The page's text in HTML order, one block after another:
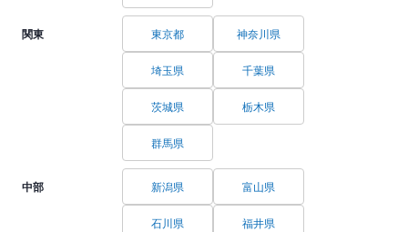
関東 東京都 神奈川県
埼玉県 千葉県
茨城県 栃木県
群馬県
中部 新潟県 富山県
石川県 福井県